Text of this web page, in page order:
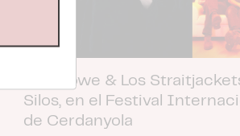
Nick Lowe & Los
Silos, en el Festival
de Cerdanyola